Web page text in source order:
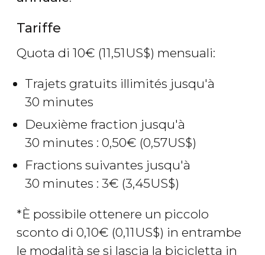
Tariffe
Quota di 10€ (11,51 US$) mensuali:
Trajets gratuits illimités jusqu'à
30 minutes
Deuxième fraction jusqu'à
30 minutes : 0,50€ (0,57US$)
Fractions suivantes jusqu'à
30 minutes : 3€ (3,45US$)
*È possibile ottenere un piccolo
sconto di 0,10€ (0,11 US$) in entrambe
le modalità se si lascia la bicicletta in